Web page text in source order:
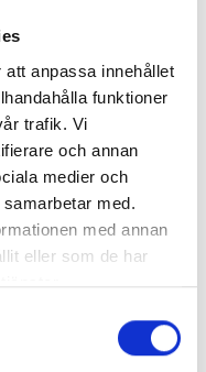
anpassa innehållet
funktioner
trafik. Vi
och annan
medier och
med.
med annan
eller som de har